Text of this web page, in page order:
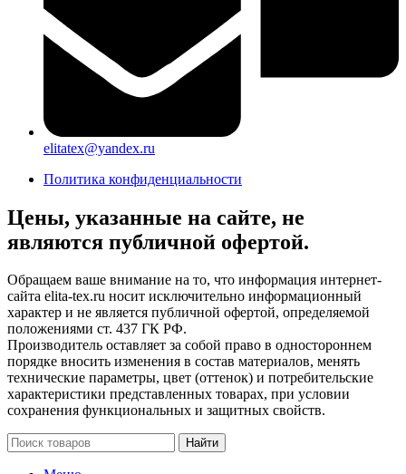
elitatex@yandex.ru
Политика конфиденциальности
Цены, указанные на сайте, не
являются публичной офертой.
Обращаем ваше внимание на то, что информация интернет-
сайта elita-tex.ru носит исключительно информационный
характер и не является публичной офертой, определяемой
положениями ст. 437 ГК РФ.
Производитель оставляет за собой право в одностороннем
порядке вносить изменения в состав материалов, менять
технические параметры, цвет (оттенок) и потребительские
характеристики представленных товарах, при условии
сохранения функциональных и защитных свойств.
Найти